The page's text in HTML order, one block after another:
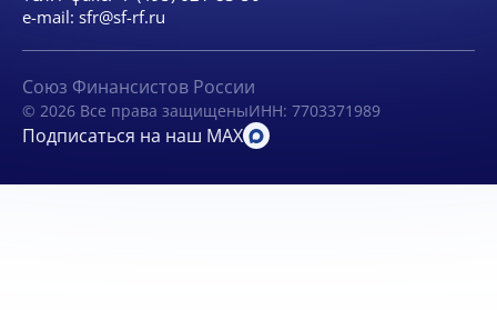
e-mail: sfr@sf-rf.ru
Союз Финансистов России
© 2026 Все права защищеныИНН: 7703371989
Подписаться на наш MAX